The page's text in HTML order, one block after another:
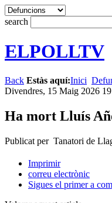
search
ELPOLLTV
Back Estàs aquí:Inici
Divendres, 15 Maig 2026
Ha mort Lluís
Publicat per Tanatori de
Imprimir
correu electrònic
Sigues el primer a